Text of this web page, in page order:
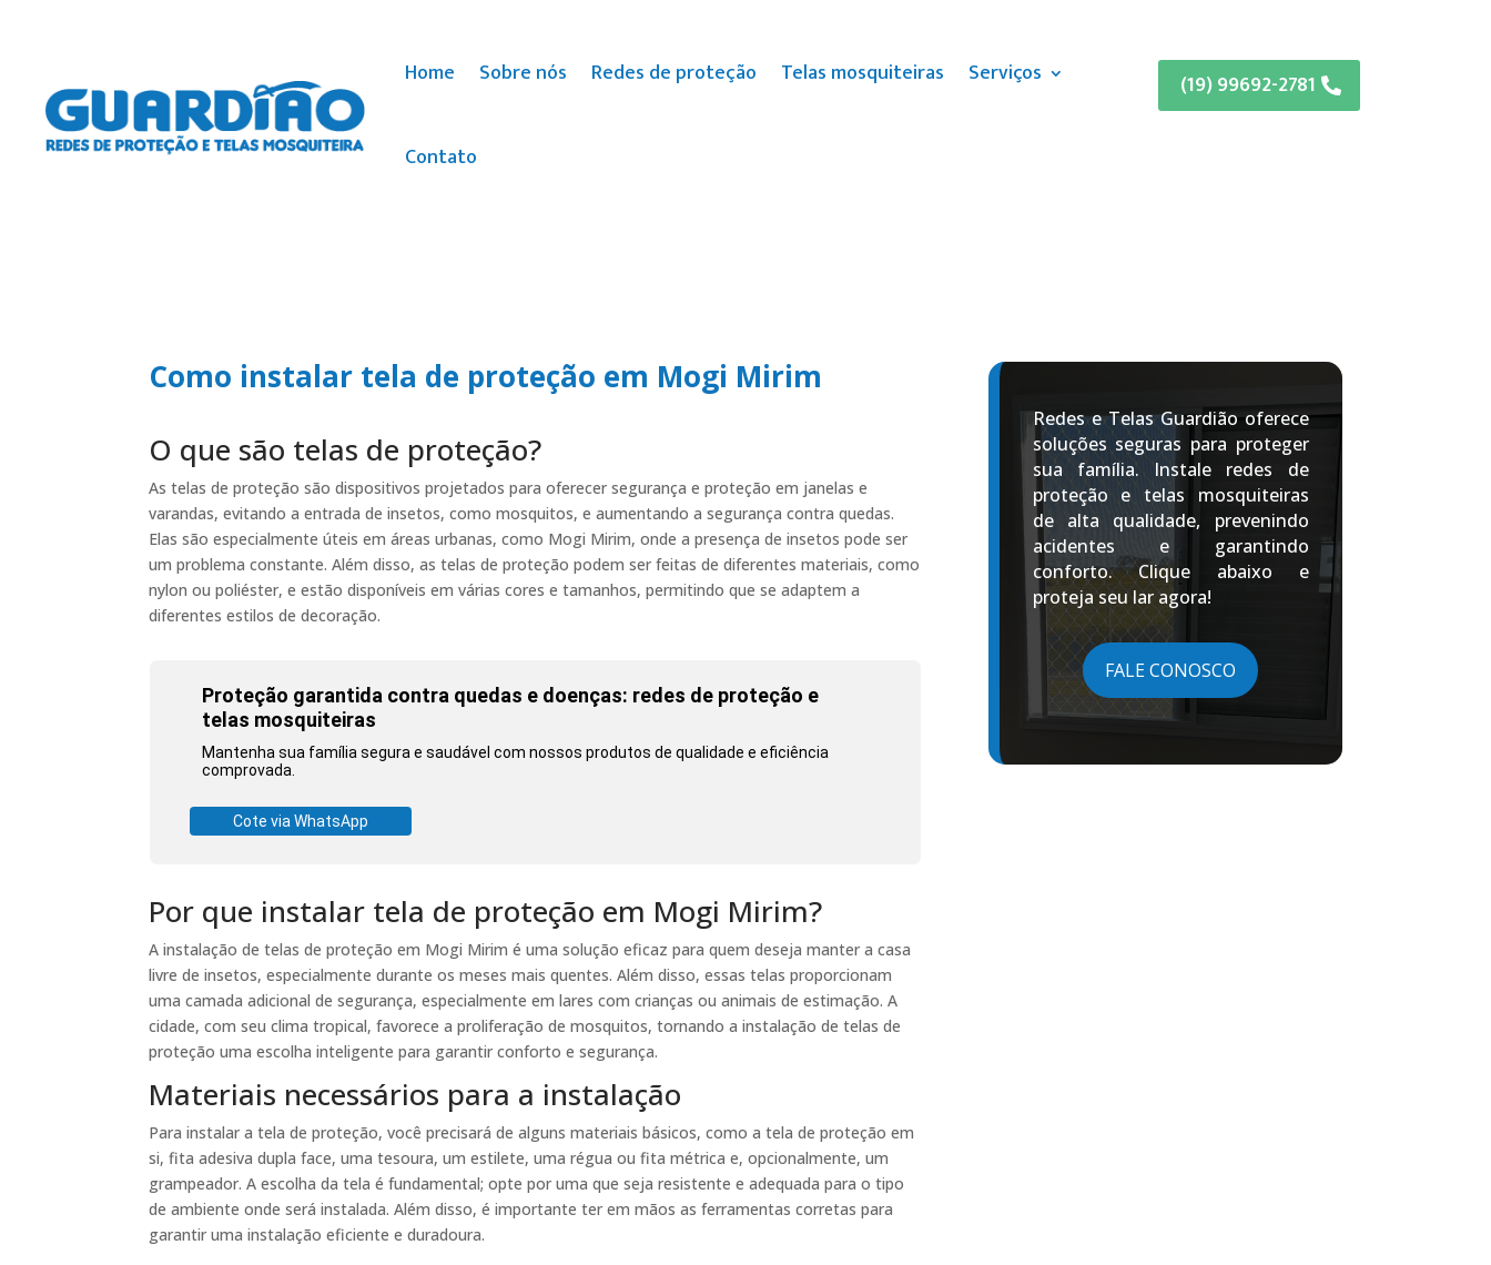
Home Sobre nós Redes de proteção Telas mosquiteiras Serviços
Contato
(19) 99692-2781
Como instalar tela de proteção em Mogi Mirim
O que são telas de proteção?
As telas de proteção são dispositivos projetados para oferecer segurança e proteção em janelas e
varandas, evitando a entrada de insetos, como mosquitos, e aumentando a segurança contra quedas.
Elas são especialmente úteis em áreas urbanas, como Mogi Mirim, onde a presença de insetos pode ser
um problema constante. Além disso, as telas de proteção podem ser feitas de diferentes materiais, como
nylon ou poliéster, e estão disponíveis em várias cores e tamanhos, permitindo que se adaptem a
diferentes estilos de decoração.
Proteção garantida contra quedas e doenças: redes de proteção e
telas mosquiteiras
Mantenha sua família segura e saudável com nossos produtos de qualidade e eficiência
comprovada.
Cote via WhatsApp
Por que instalar tela de proteção em Mogi Mirim?
A instalação de telas de proteção em Mogi Mirim é uma solução eficaz para quem deseja manter a casa
livre de insetos, especialmente durante os meses mais quentes. Além disso, essas telas proporcionam
uma camada adicional de segurança, especialmente em lares com crianças ou animais de estimação. A
cidade, com seu clima tropical, favorece a proliferação de mosquitos, tornando a instalação de telas de
proteção uma escolha inteligente para garantir conforto e segurança.
Materiais necessários para a instalação
Para instalar a tela de proteção, você precisará de alguns materiais básicos, como a tela de proteção em
si, fita adesiva dupla face, uma tesoura, um estilete, uma régua ou fita métrica e, opcionalmente, um
grampeador. A escolha da tela é fundamental; opte por uma que seja resistente e adequada para o tipo
de ambiente onde será instalada. Além disso, é importante ter em mãos as ferramentas corretas para
garantir uma instalação eficiente e duradoura.
Redes e Telas Guardião oferece
soluções seguras para proteger
sua família. Instale redes de
proteção e telas mosquiteiras
de alta qualidade, prevenindo
acidentes e garantindo
conforto. Clique abaixo e
proteja seu lar agora!
FALE CONOSCO